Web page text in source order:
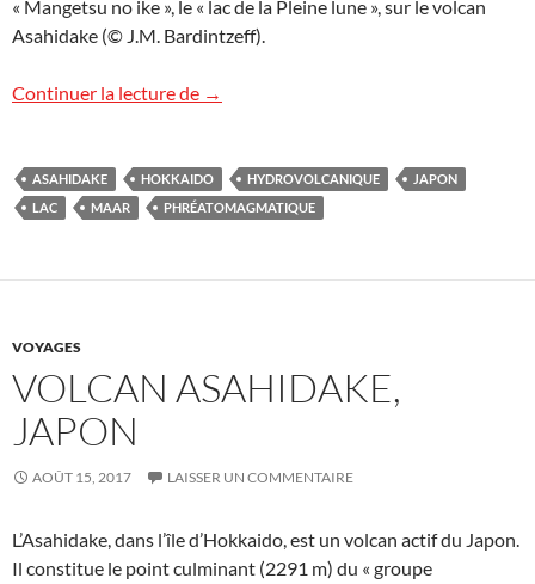
« Mangetsu no ike », le « lac de la Pleine lune », sur le volcan
Asahidake (© J.M. Bardintzeff).
Continuer la lecture de Le lac de la Pleine lune
→
ASAHIDAKE HOKKAIDO HYDROVOLCANIQUE
JAPON
LAC
MAAR PHRÉATOMAGMATIQUE
VOYAGES
VOLCAN ASAHIDAKE,
JAPON
AOÛT 15, 2017 LAISSER UN COMMENTAIRE
L’Asahidake, dans l’île d’Hokkaido, est un volcan actif du Japon.
Il constitue le point culminant (2291 m) du « groupe